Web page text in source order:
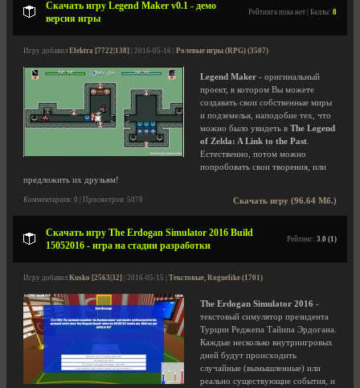
Скачать игру Legend Maker v0.1 - демо
версия игры
Рейтинга пока нет | Баллы: 8
Игру добавил Elektra [7722|138] | 2016-05-16 | Ролевые игры (RPG) (3507)
Legend Maker - оригинальный
проект, в котором Вы можете
создавать свои собственные миры
и подземелья, наподобие тех, что
можно было увидеть в The Legend
of Zelda: A Link to the Past
Естественно, потом можно
попробовать свои творения, или
предложить их друзьям!
Скачать игру (96.64 Мб.)
Комментариев: 0 | Просмотров: 5078
Скачать игру The Erdogan Simulator 2016 Build
15052016 - игра на стадии разработки
Рейтинг: 3.0 (1)
Игру добавил Kusko [2563|32] | 2016-05-15 | Текстовые, Roguelike (1701)
The Erdogan Simulator 2016 -
текстовый симулятор президента
Турции Реджепа Тайипа Эрдогана.
Каждые несколько внутриигровых
дней будут происходить
случайные (вымышленные) или
реально существующие события, и